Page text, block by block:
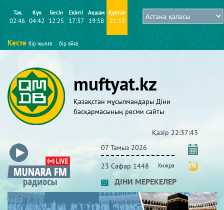
Таң
02:46
Күн
04:42
Бесін
12:25
Екінті
17:37
Ақшам
19:58
Құптан
21:53
Кесте бір жылға бір айға
muftyat.kz
Қазақстан мұсылмандары Діни
басқармасының ресми сайты
Қазір 22:37:43
07 Тамыз 2026
23 Сафар 1448 Хижра
ДІНИ МЕРЕКЕЛЕР